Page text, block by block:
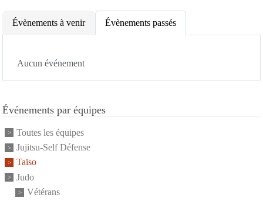
Évènements à venir Évènements passés
Aucun événement
Événements par équipes
Toutes les équipes
Jujitsu-Self Défense
Taïso
Judo
Vétérans